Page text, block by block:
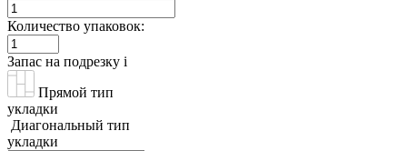
Количество упаковок:
Запас на подрезку i
Прямой тип
укладки
Диагональный тип
укладки